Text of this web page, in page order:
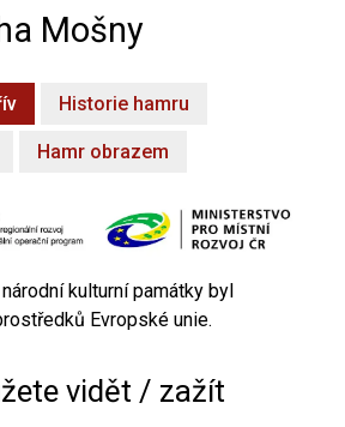
Mošny
Historie hamru
Hamr obrazem
kulturní památky byl
Evropské unie.
vidět / zažít